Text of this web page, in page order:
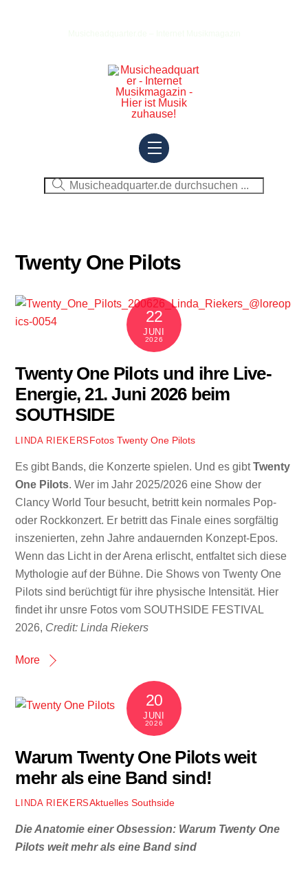
Menu
Twenty One Pilots
22
JUNI
2026
Twenty One Pilots und ihre Live-
Energie, 21. Juni 2026 beim
SOUTHSIDE
LINDA RIEKERS Fotos Twenty One Pilots
Es gibt Bands, die Konzerte spielen. Und es gibtTwenty
One Pilots. Wer im Jahr 2025/2026 eine Show der
Clancy World Tour besucht, betritt kein normales Pop-
oder Rockkonzert. Er betritt das Finale eines sorgfältig
inszenierten, zehn Jahre andauernden Konzept-Epos.
Wenn das Licht in der Arena erlischt, entfaltet sich diese
Mythologie auf der Bühne. Die Shows von Twenty One
Pilots sind berüchtigt für ihre physische Intensität. Hier
findet ihr unsre Fotos vom SOUTHSIDE FESTIVAL
2026, Credit: Linda Riekers
More
20
JUNI
2026
Warum Twenty One Pilots weit
mehr als eine Band sind!
LINDA RIEKERSAktuelles Southside
Die Anatomie einer Obsession: Warum Twenty One
Pilots weit mehr als eine Band sind